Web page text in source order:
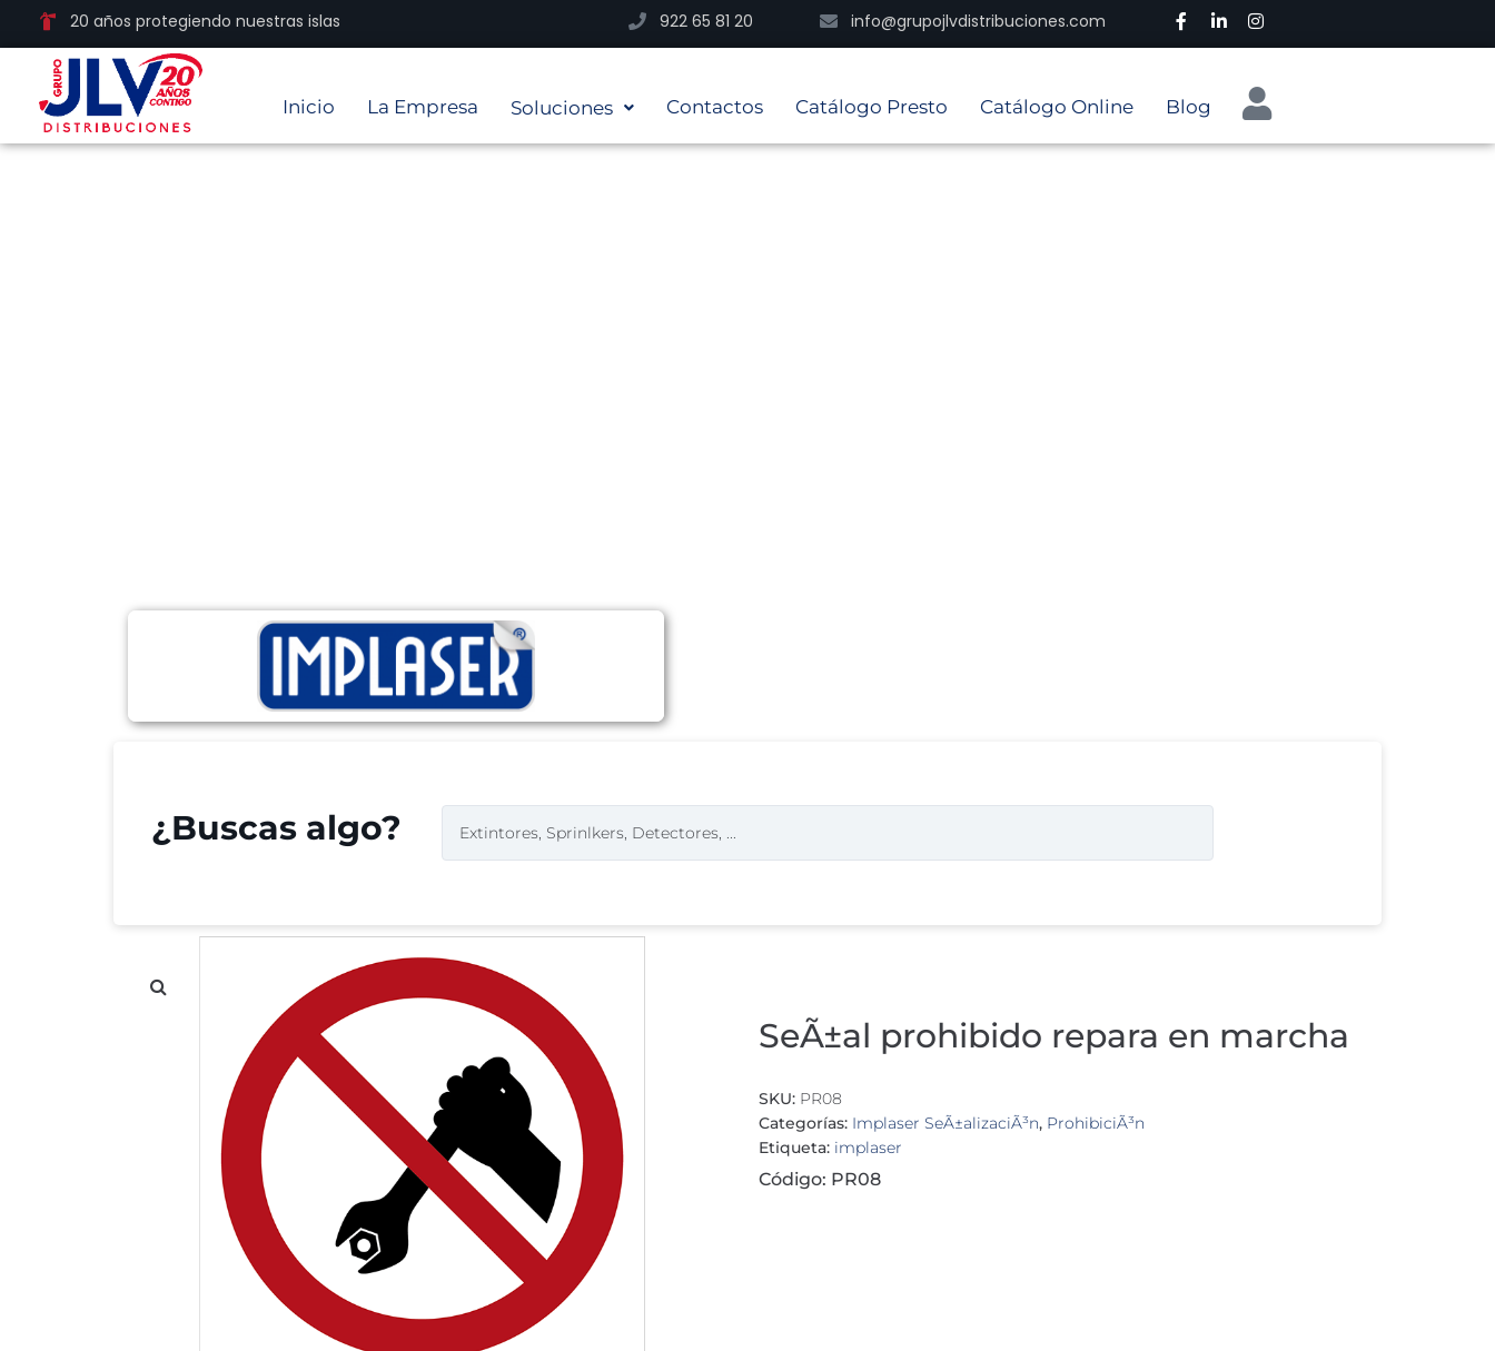
20 años protegiendo nuestras islas 922 65 81 20 info@grupojlvdistribuciones.com
Inicio La Empresa Soluciones Contactos Catálogo Presto Catálogo Online Blog
¿Buscas algo?
SeÃ±al prohibido repara en marcha
SKU: PR08
Categorías: Implaser SeÃ±alizaciÃ³n, ProhibiciÃ³n
Etiqueta: implaser
Código: PR08